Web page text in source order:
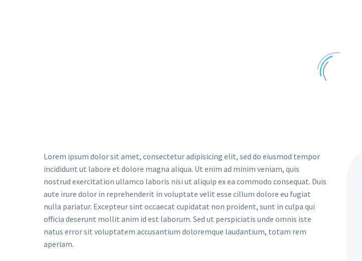
Lorem ipsum dolor sit amet, consectetur adipisicing elit, sed do eiusmod tempor
incididunt ut labore et dolore magna aliqua. Ut enim ad minim veniam, quis
nostrud exercitation ullamco laboris nisi ut aliquip ex ea commodo consequat. Duis
aute irure dolor in reprehenderit in voluptate velit esse cillum dolore eu fugiat
nulla pariatur. Excepteur sint occaecat cupidatat non proident, sunt in culpa qui
officia deserunt mollit anim id est laborum. Sed ut perspiciatis unde omnis iste
natus error sit voluptatem accusantium doloremque laudantium, totam rem
aperiam.